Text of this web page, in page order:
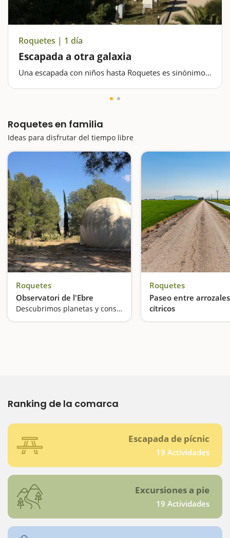
Roquetes | 1 día
Escapada a otra galaxia
Una escapada con niños hasta Roquetes es sinónimo
recuerdo imborrable. Entre los muchos atractivos de
descubrir algunas…
Roquetes en familia
Ideas para disfrutar del tiempo libre
Roquetes
Observatori de l'Ebre
Descubrimos planetas y constelaciones
Roquetes
Paseo entre
cítricos
Ranking de la comarca
Escapada de pícnic
19 Actividades
Excursiones a pie
19 Actividades